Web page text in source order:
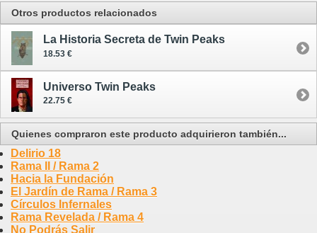
Otros productos relacionados
La Historia Secreta de Twin Peaks
18.53 €
Universo Twin Peaks
22.75 €
Quienes compraron este producto adquirieron también...
Delirio 18
Rama II / Rama 2
Hacia la Fundación
El Jardín de Rama / Rama 3
Círculos Infernales
Rama Revelada / Rama 4
No Podrás Salir